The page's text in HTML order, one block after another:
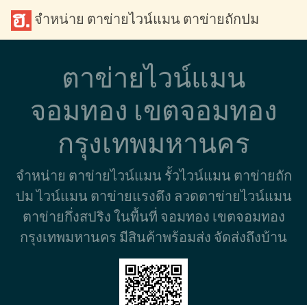
จำหน่าย ตาข่ายไวน์แมน ตาข่ายถักปม
ตาข่ายไวน์แมน
จอมทอง เขตจอมทอง
กรุงเทพมหานคร
จำหน่าย ตาข่ายไวน์แมน รั้วไวน์แมน ตาข่ายถัก
ปม ไวน์แมน ตาข่ายแรงดึง ลวดตาข่ายไวน์แมน
ตาข่ายกึ่งสปริง ในพื้นที่ จอมทอง เขตจอมทอง
กรุงเทพมหานคร มีสินค้าพร้อมส่ง จัดส่งถึงบ้าน